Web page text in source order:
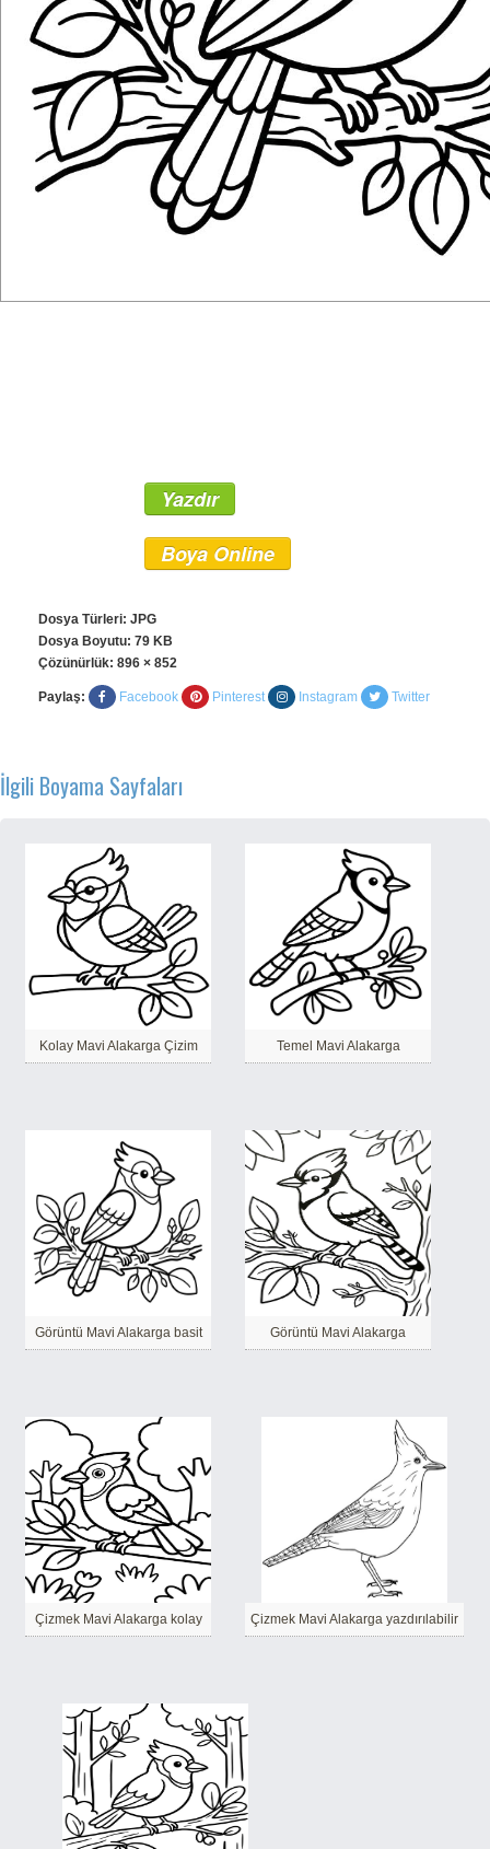
Yazdır
Boya Online
Dosya Türleri: JPG
Dosya Boyutu: 79 KB
Çözünürlük: 896 × 852
Paylaş: Facebook Pinterest Instagram Twitter
İlgili Boyama Sayfaları
Kolay Mavi Alakarga Çizim Temel Mavi Alakarga
Görüntü Mavi Alakarga basit Görüntü Mavi Alakarga
Çizmek Mavi Alakarga kolay Çizmek Mavi Alakarga yazdırılabilir